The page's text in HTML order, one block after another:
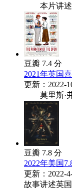
本片讲述努
豆瓣 7.4 分
2021年英国
更新：2022-
莫里斯·弗
豆瓣 7.8 分
2022年美国
更新：2022-
故事讲述英